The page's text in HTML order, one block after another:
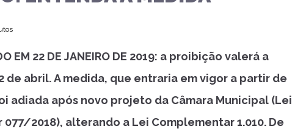
EM 22 DE JANEIRO DE 2019: a proibição valerá a
de abril. A medida, que entraria em vigor a partir de
adiada após novo projeto da Câmara Municipal (Lei
2018), alterando a Lei Complementar 1.010. De